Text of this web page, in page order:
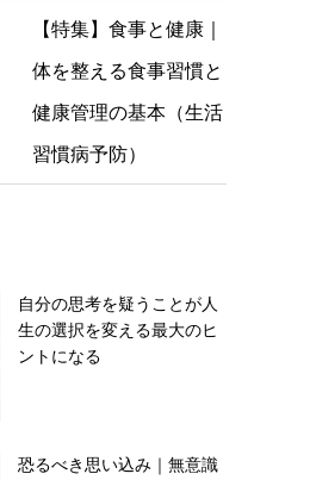
【特集】食事と健康｜
体を整える食事習慣と
健康管理の基本（生活
習慣病予防）
自分の思考を疑うことが人
生の選択を変える最大のヒ
ントになる
恐るべき思い込み｜無意識